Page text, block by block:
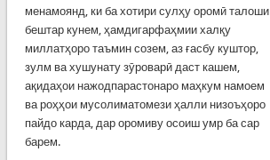
менамоянд, ки ба хотири сулҳу оромӣ талоши
бештар кунем, ҳамдигарфаҳмии халқу
миллатҳоро таъмин созем, аз ғасбу куштор,
зулм ва хушунату зӯроварӣ даст кашем,
ақидаҳои нажодпарастонаро маҳкум намоем
ва роҳҳои мусолиматомези ҳалли низоъҳоро
пайдо карда, дар оромиву осоиш умр ба сар
барем.